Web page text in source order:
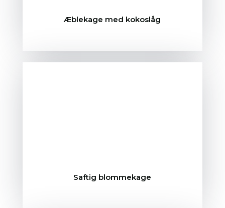
Æblekage med kokoslåg
Saftig blommekage